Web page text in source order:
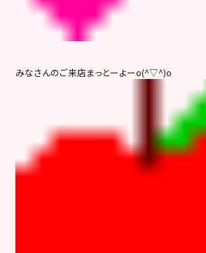
みなさんのご来店まっとーよーo(^▽^)o